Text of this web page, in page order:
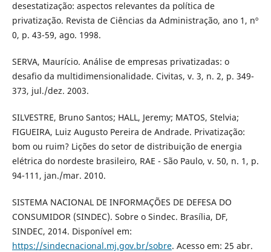
desestatização: aspectos relevantes da política de
privatização. Revista de Ciências da Administração, ano 1, nº
0, p. 43-59, ago. 1998.
SERVA, Maurício. Análise de empresas privatizadas: o
desafio da multidimensionalidade. Civitas, v. 3, n. 2, p. 349-
373, jul./dez. 2003.
SILVESTRE, Bruno Santos; HALL, Jeremy; MATOS, Stelvia;
FIGUEIRA, Luiz Augusto Pereira de Andrade. Privatização:
bom ou ruim? Lições do setor de distribuição de energia
elétrica do nordeste brasileiro, RAE - São Paulo, v. 50, n. 1, p.
94-111, jan./mar. 2010.
SISTEMA NACIONAL DE INFORMAÇÕES DE DEFESA DO
CONSUMIDOR (SINDEC). Sobre o Sindec. Brasília, DF,
SINDEC, 2014. Disponível em:
https://sindecnacional.mj.gov.br/sobre. Acesso em: 25 abr.